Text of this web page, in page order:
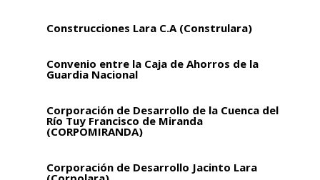
Construcciones Lara C.A (Construlara)
Convenio entre la Caja de Ahorros de la
Guardia Nacional
Corporación de Desarrollo de la Cuenca del
Río Tuy Francisco de Miranda
(CORPOMIRANDA)
Corporación de Desarrollo Jacinto Lara